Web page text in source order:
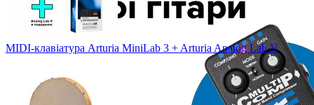
MIDI-клавіатура Arturia MiniLab 3 + Arturia Analog Lab V